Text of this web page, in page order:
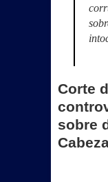
Corte
sobre